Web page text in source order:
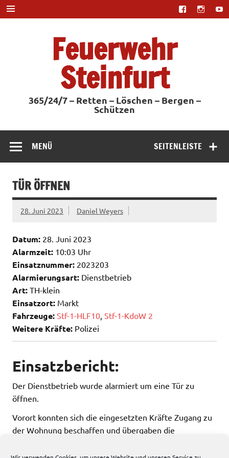
Zum
Inhalt
springen
Feuerwehr
Steinfurt
365/24/7 – Retten – Löschen – Bergen –
Schützen
SEITENLEISTE
MENÜ
TÜR ÖFFNEN
28. Juni 2023 Daniel Weyers
Datum: 28. Juni 2023
Alarmzeit: 10:03 Uhr
Einsatznummer: 2023203
Alarmierungsart: Dienstbetrieb
Art: TH-klein
Einsatzort: Markt
Fahrzeuge: Stf-1-HLF10 Stf-1-KdoW 2
Weitere Kräfte: Polizei
Einsatzbericht:
Der Dienstbetrieb wurde alarmiert um eine Tür zu
öffnen.
Vorort konnten sich die eingesetzten Kräfte Zugang zu
der Wohnung beschaffen und übergaben die